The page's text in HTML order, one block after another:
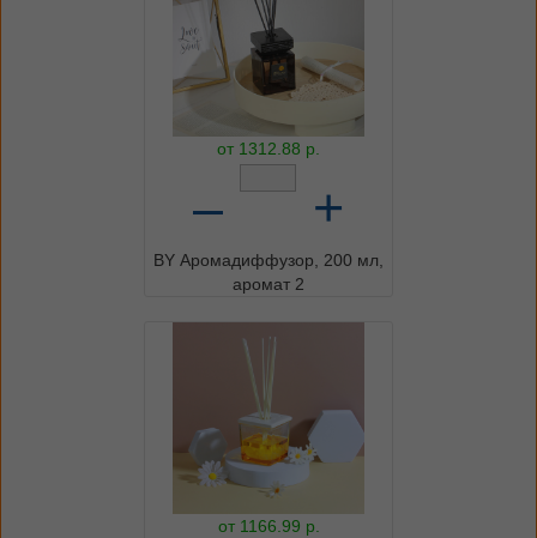
от 1312.88 р.
– +
BY Аромадиффузор, 200 мл,
аромат 2
от 1166.99 р.